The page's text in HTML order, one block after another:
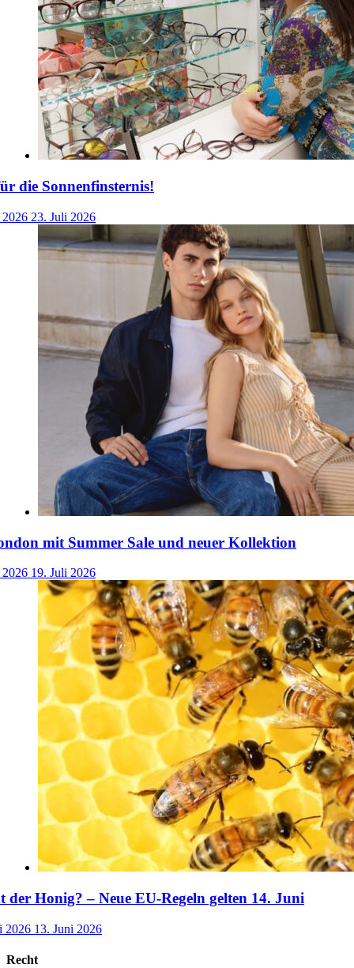
die Sonnenfinsternis!
23. Juli 2026
mit Summer Sale und neuer Kollektion
19. Juli 2026
der Honig? – Neue EU-Regeln gelten 14. Juni
2026 13. Juni 2026
Recht